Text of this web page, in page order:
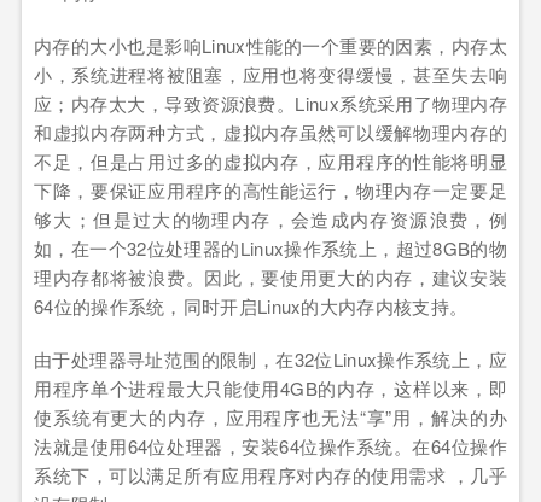
内存的大小也是影响Linux性能的一个重要的因素，内存太
小，系统进程将被阻塞，应用也将变得缓慢，甚至失去响
应；内存太大，导致资源浪费。Linux系统采用了物理内存
和虚拟内存两种方式，虚拟内存虽然可以缓解物理内存的
不足，但是占用过多的虚拟内存，应用程序的性能将明显
下降，要保证应用程序的高性能运行，物理内存一定要足
够大；但是过大的物理内存，会造成内存资源浪费，例
如，在一个32位处理器的Linux操作系统上，超过8GB的物
理内存都将被浪费。因此，要使用更大的内存，建议安装
64位的操作系统，同时开启Linux的大内存内核支持。
由于处理器寻址范围的限制，在32位Linux操作系统上，应
用程序单个进程最大只能使用4GB的内存，这样以来，即
使系统有更大的内存，应用程序也无法“享”用，解决的办
法就是使用64位处理器，安装64位操作系统。在64位操作
系统下，可以满足所有应用程序对内存的使用需求 ，几乎